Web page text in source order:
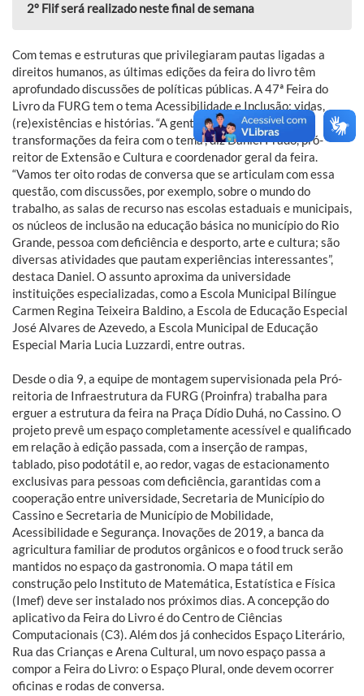
2º Flif será realizado neste final de semana
Com temas e estruturas que privilegiaram pautas ligadas a
direitos humanos, as últimas edições da feira do livro têm
aprofundado discussões de políticas públicas. A 47ª Feira do
Livro da FURG tem o tema Acessibilidade e Inclusão: vidas,
(re)existências e histórias. “A gente quis coroar essas
transformações da feira com o tema”, diz Daniel Prado, pró-
reitor de Extensão e Cultura e coordenador geral da feira.
“Vamos ter oito rodas de conversa que se articulam com essa
questão, com discussões, por exemplo, sobre o mundo do
trabalho, as salas de recurso nas escolas estaduais e municipais,
os núcleos de inclusão na educação básica no município do Rio
Grande, pessoa com deficiência e desporto, arte e cultura; são
diversas atividades que pautam experiências interessantes”,
destaca Daniel. O assunto aproxima da universidade
instituições especializadas, como a Escola Municipal Bilíngue
Carmen Regina Teixeira Baldino, a Escola de Educação Especial
José Alvares de Azevedo, a Escola Municipal de Educação
Especial Maria Lucia Luzzardi, entre outras.
Desde o dia 9, a equipe de montagem supervisionada pela Pró-
reitoria de Infraestrutura da FURG (Proinfra) trabalha para
erguer a estrutura da feira na Praça Dídio Duhá, no Cassino. O
projeto prevê um espaço completamente acessível e qualificado
em relação à edição passada, com a inserção de rampas,
tablado, piso podotátil e, ao redor, vagas de estacionamento
exclusivas para pessoas com deficiência, garantidas com a
cooperação entre universidade, Secretaria de Município do
Cassino e Secretaria de Município de Mobilidade,
Acessibilidade e Segurança. Inovações de 2019, a banca da
agricultura familiar de produtos orgânicos e o food truck serão
mantidos no espaço da gastronomia. O mapa tátil em
construção pelo Instituto de Matemática, Estatística e Física
(Imef) deve ser instalado nos próximos dias. A concepção do
aplicativo da Feira do Livro é do Centro de Ciências
Computacionais (C3). Além dos já conhecidos Espaço Literário,
Rua das Crianças e Arena Cultural, um novo espaço passa a
compor a Feira do Livro: o Espaço Plural, onde devem ocorrer
oficinas e rodas de conversa.